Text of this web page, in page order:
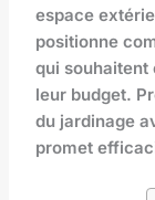
espace
positionne
qui souhaitent
leur budget.
du jardinage
promet